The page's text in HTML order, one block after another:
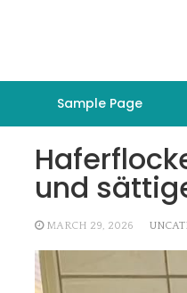
Sample Page
und
MARCH 29, 2026